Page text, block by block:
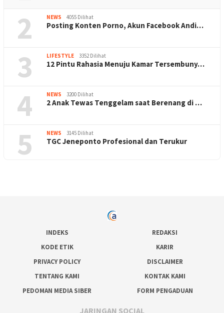
2 NEWS 4055 Dilihat
Posting Konten Porno, Akun Facebook Andi…
3 LIFESTYLE 3352 Dilihat
12 Pintu Rahasia Menuju Kamar Tersembuny…
4 NEWS 3200 Dilihat
2 Anak Tewas Tenggelam saat Berenang di …
5 NEWS 3145 Dilihat
TGC Jeneponto Profesional dan Terukur
INDEKS
REDAKSI
KODE ETIK
KARIR
PRIVACY POLICY
DISCLAIMER
TENTANG KAMI
KONTAK KAMI
PEDOMAN MEDIA SIBER
FORM PENGADUAN
JARINGAN SOCIAL